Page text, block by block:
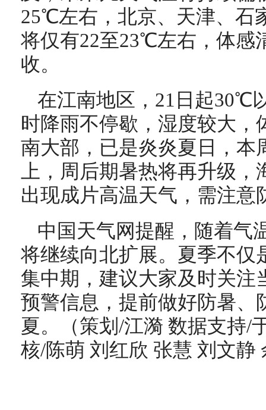
25℃左右，北京、天津、石
将仅有22至23℃左右，体感
收。
在江南地区，21日起30℃
时降雨不停歇，湿度较大，
南大部，已是炎炎夏日，
上，周后期暑热将再升级
出现成片高温天气，需注意
中国天气网提醒，随着气
将继续向北扩展。夏季不仅
集中期，建议大家及时关注
预警信息，提前做好防暑、
夏。（策划/江漪 数据支持/
核/陈萌 刘红欣 张慧 刘文静